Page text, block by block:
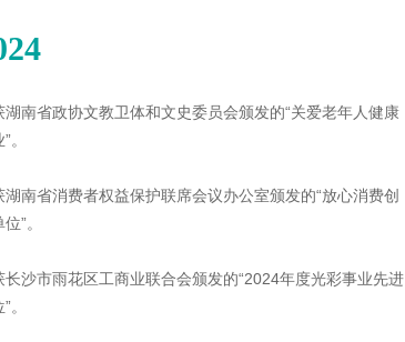
湖南省政协文教卫体和文史委员会颁发的“关爱老年人健康
。
湖南省消费者权益保护联席会议办公室颁发的“放心消费创
”。
长沙市雨花区工商业联合会颁发的“2024年度光彩事业先进
。